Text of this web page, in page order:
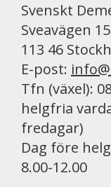
Svenskt
Sveavägen
113 46
E-post:
Tfn (växel):
helgfria
fredagar)
Dag före
8.00-12.00